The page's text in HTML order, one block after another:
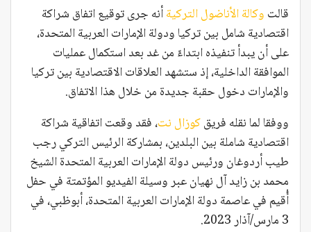
قالت وكالة الأناضول التركيةأنه جرى توقيع اتفاق شراكة
اقتصادية شامل بين تركيا ودولة الإمارات العربية المتحدة،
على أن يبدأ تنفيذه ابتداءً من غد بعد استكمال عمليات
الموافقة الداخلية، إذ ستشهد العلاقات الاقتصادية بين تركيا
والإمارات دخول حقبة جديدة من خلال هذا الاتفاق.
ووفقا لما نقله فريقكوزال نت، فقد وقعت اتفاقية شراكة
اقتصادية شاملة بين البلدين، بمشاركة الرئيس التركي رجب
طيب أردوغان ورئيس دولة الإمارات العربية المتحدة الشيخ
محمد بن زايد آل نهيان عبر وسيلة الفيديو المؤتمتة في حفل
أُقيم في عاصمة دولة الإمارات العربية المتحدة، أبوظبي، في
3 مارس/آذار 2023.